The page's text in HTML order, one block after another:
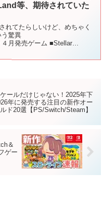
等、期待されていた
れてたらしいけど、めちゃく
う驚異
売ゲーム ■Stellar
ールだけじゃない！2025年下
年に発売する注目の新作オー
ド20選【PS/Switch/Steam】
＆
ゲー